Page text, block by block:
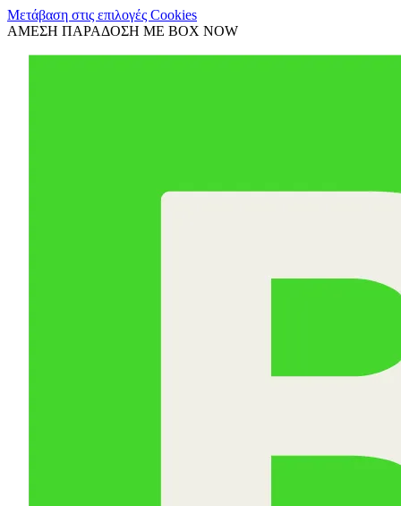
Μετάβαση στις επιλογές Cookies
ΑΜΕΣΗ ΠΑΡΑΔΟΣΗ ΜΕ BOX NOW